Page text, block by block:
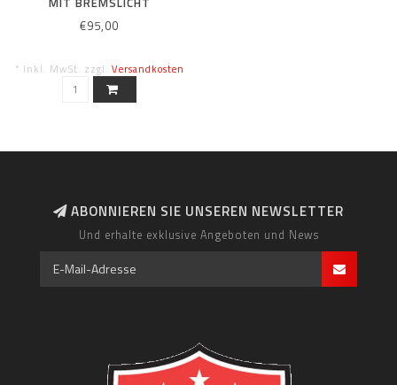
€95,00
* Inkl. MwSt. zzgl. Versandkosten
ABONNIEREN SIE UNSEREN NEWSLETTER
Und erhalte exklusive Angeboten und News